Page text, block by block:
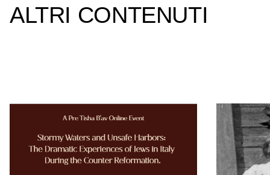
ALTRI CONTENUTI